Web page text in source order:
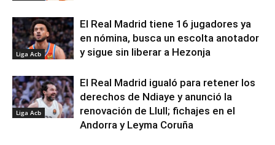
Liga Acb
El Real Madrid tiene 16 jugadores ya
en nómina, busca un escolta anotador
y sigue sin liberar a Hezonja
Liga Acb
El Real Madrid igualó para retener los
derechos de Ndiaye y anunció la
renovación de Llull; fichajes en el
Andorra y Leyma Coruña